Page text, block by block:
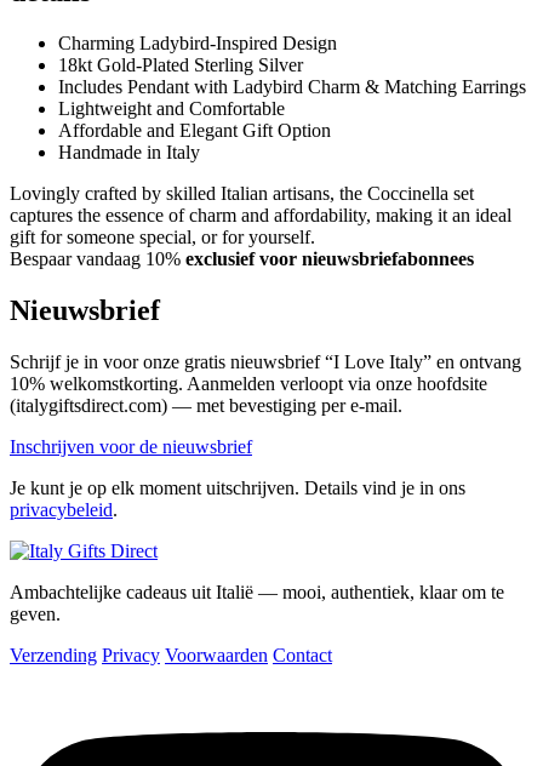
Charming Ladybird-Inspired Design
18kt Gold-Plated Sterling Silver
Includes Pendant with Ladybird Charm & Matching Earrings
Lightweight and Comfortable
Affordable and Elegant Gift Option
Handmade in Italy
Lovingly crafted by skilled Italian artisans, the Coccinella set
captures the essence of charm and affordability, making it an ideal
gift for someone special, or for yourself.
Bespaar vandaag 10% exclusief voor nieuwsbriefabonnees
Nieuwsbrief
Schrijf je in voor onze gratis nieuwsbrief “I Love Italy” en ontvang
10% welkomstkorting. Aanmelden verloopt via onze hoofdsite
(italygiftsdirect.com) — met bevestiging per e-mail.
Inschrijven voor de nieuwsbrief
Je kunt je op elk moment uitschrijven. Details vind je in ons
privacybeleid.
Ambachtelijke cadeaus uit Italië — mooi, authentiek, klaar om te
geven.
Verzending Privacy Voorwaarden Contact